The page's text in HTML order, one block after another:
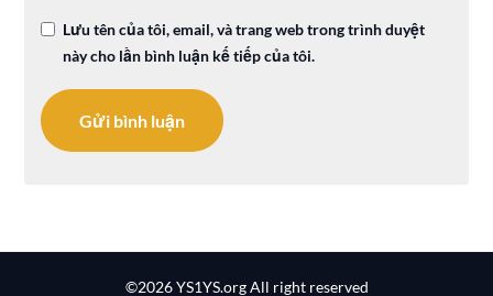
Lưu tên của tôi, email, và trang web trong trình duyệt
này cho lần bình luận kế tiếp của tôi.
©2026 YS1YS.orgAll right reserved